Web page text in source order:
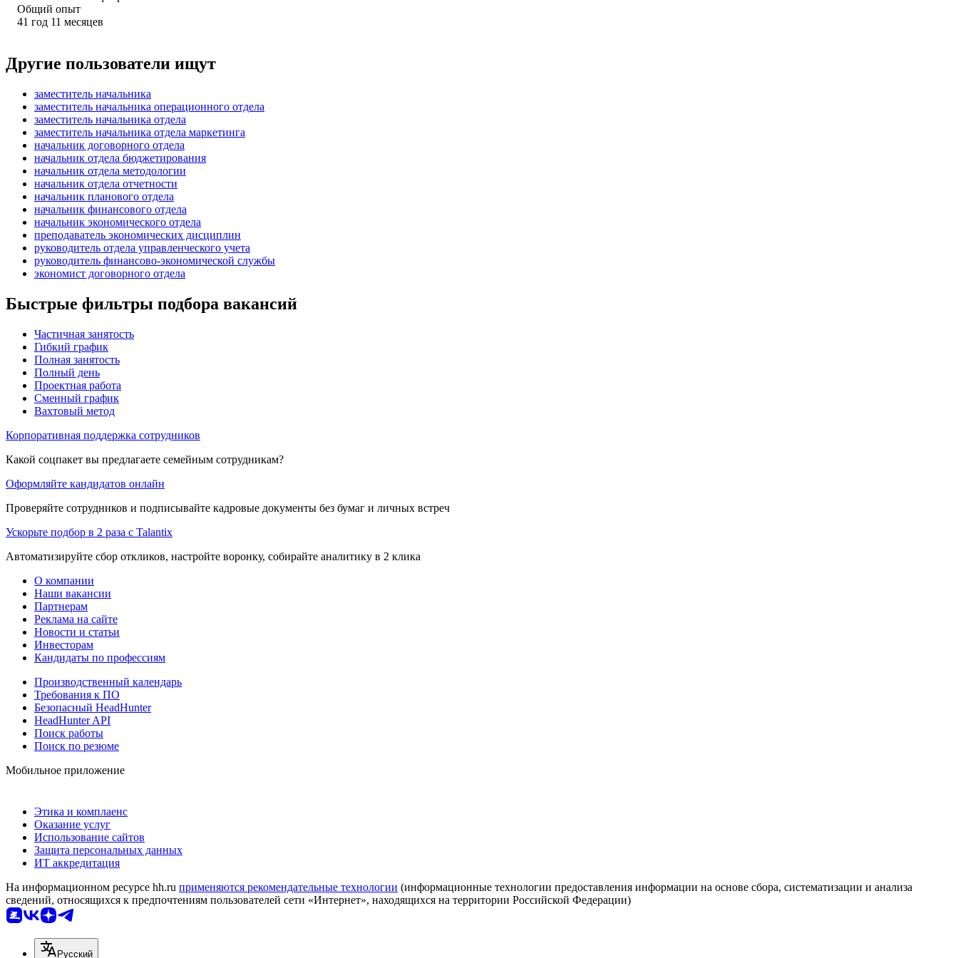
Общий опыт
41 год 11 месяцев
Другие пользователи ищут
заместитель начальника
заместитель начальника операционного отдела
заместитель начальника отдела
заместитель начальника отдела маркетинга
начальник договорного отдела
начальник отдела бюджетирования
начальник отдела методологии
начальник отдела отчетности
начальник планового отдела
начальник финансового отдела
начальник экономического отдела
преподаватель экономических дисциплин
руководитель отдела управленческого учета
руководитель финансово-экономической службы
экономист договорного отдела
Быстрые фильтры подбора вакансий
Частичная занятость
Гибкий график
Полная занятость
Полный день
Проектная работа
Сменный график
Вахтовый метод
Корпоративная поддержка сотрудников
Какой соцпакет вы предлагаете семейным сотрудникам?
Оформляйте кандидатов онлайн
Проверяйте сотрудников и подписывайте кадровые документы без бумаг и личных встреч
Ускорьте подбор в 2 раза с Talantix
Автоматизируйте сбор откликов, настройте воронку, собирайте аналитику в 2 клика
О компании
Наши вакансии
Партнерам
Реклама на сайте
Новости и статьи
Инвесторам
Кандидаты по профессиям
Производственный календарь
Требования к ПО
Безопасный HeadHunter
HeadHunter API
Поиск работы
Поиск по резюме
Мобильное приложение
Этика и комплаенс
Оказание услуг
Использование сайтов
Защита персональных данных
ИТ аккредитация
На информационном ресурсе hh.ru применяются рекомендательные технологии (информационные технологии предоставления информации на основе сбора, систематизации и анализа
сведений, относящихся к предпочтениям пользователей сети «Интернет», находящихся на территории Российской Федерации)
Русский